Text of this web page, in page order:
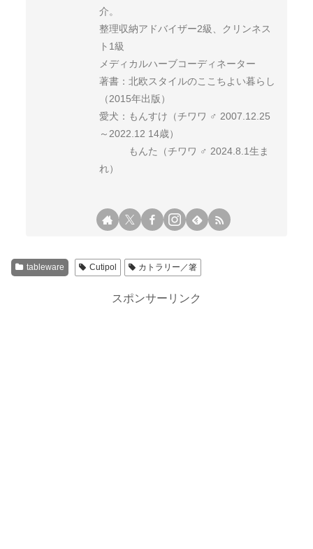
介。
整理収納アドバイザー2級、クリンネス
ト1級
メディカルハーブコーディネーター
著書：北欧スタイルのここちよい暮らし
（2015年出版）
愛犬：もんすけ（チワワ ♂ 2007.12.25
～2022.12 14歳）
もんた（チワワ ♂ 2024.8.1生ま
れ）
tableware Cutipol カトラリー／箸
スポンサーリンク